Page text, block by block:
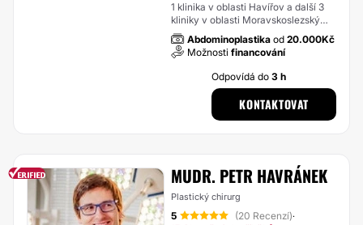
1 klinika v oblasti Havířov a další 3
kliniky v oblasti Moravskoslezský
kraj
Abdominoplastika od 20.000Kč
Možnosti financování
Odpovídá do3 h
KONTAKTOVAT
MUDR. PETR HAVRÁNEK
Plastický chirurg
5 (20 Recenzí)·